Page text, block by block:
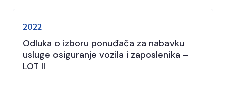
2022
Odluka o izboru ponuđača za nabavku
usluge osiguranje vozila i zaposlenika –
LOT II